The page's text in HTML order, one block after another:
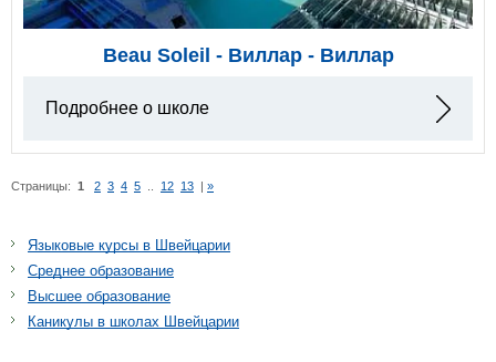
Beau Soleil - Виллар - Виллар
Подробнее о школе
Страницы: 1 2 3 4 5 12 13 | »
Языковые курсы в Швейцарии
Среднее образование
Высшее образование
Каникулы в школах Швейцарии